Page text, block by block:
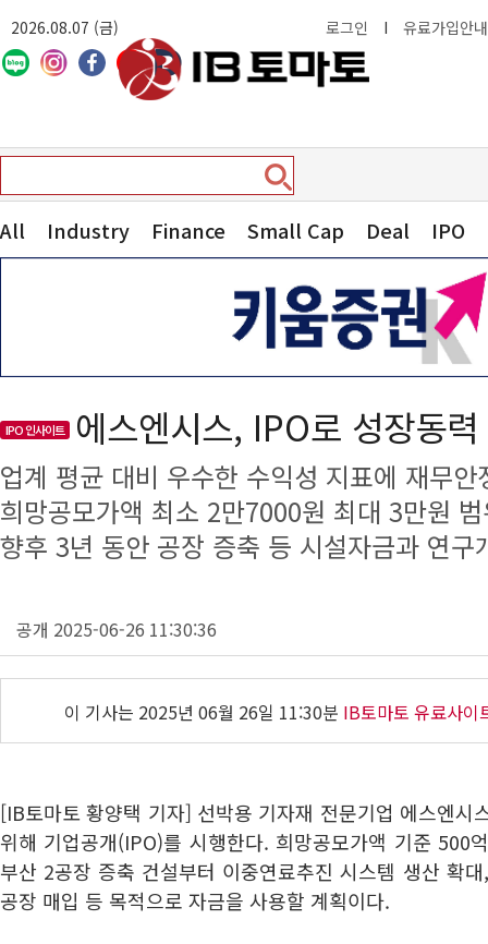
2026.08.07 (금) 로그인 I 유료가입안내
All Industry Finance Small Cap Deal IPO
IPO 인사이트 에스엔시스, IPO로 성장동
업계 평균 대비 우수한 수익성 지표에 재무안
희망공모가액 최소 2만7000원 최대 3만원
향후 3년 동안 공장 증축 등 시설자금과 연구
공개 2025-06-26 11:30:36
이 기사는 2025년 06월 26일 11:30분 IB토마토 유료사이
[IB토마토 황양택 기자] 선박용 기자재 전문기업 에스엔시
위해 기업공개(IPO)를 시행한다. 희망공모가액 기준 500
부산 2공장 증축 건설부터 이중연료추진 시스템 생산 확
공장 매입 등 목적으로 자금을 사용할 계획이다.